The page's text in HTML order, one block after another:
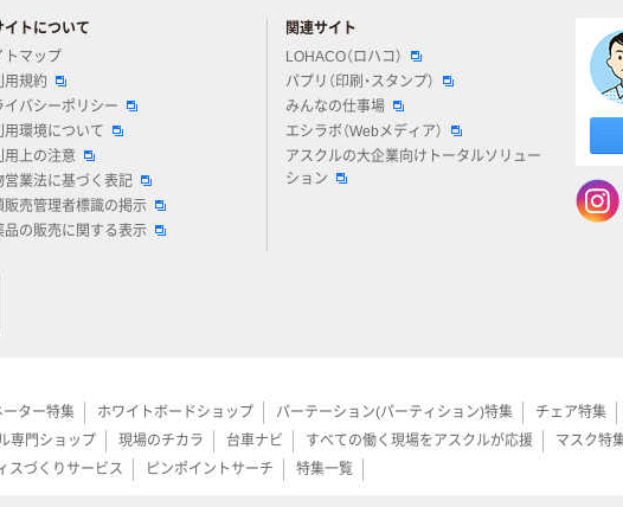
イトについて
トマップ
用規約
イバシーポリシー
用環境について
用上の注意
営業法に基づく表記
販売管理者標識の掲示
品の販売に関する表示
関連サイト
LOHACO（ロハコ）
パプリ（印刷・スタンプ）
みんなの仕事場
エシラボ（Webメディア）
アスクルの大企業向けトータルソリュー
ション
ーター特集 ホワイトボードショップ パーテーション(パーティション)特集 チェア特集
専門ショップ 現場のチカラ 台車ナビ すべての働く現場をアスクルが応援 マスク特
スづくりサービス ピンポイントサーチ 特集一覧